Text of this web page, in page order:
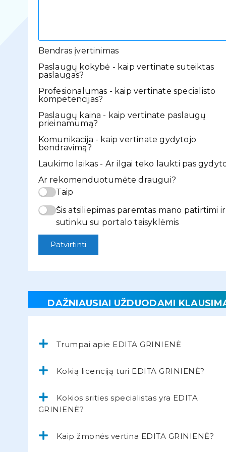
Bendras įvertinimas
Paslaugų kokybė - kaip vertinate suteiktas
paslaugas?
Profesionalumas - kaip vertinate specialisto
kompetencijas?
Paslaugų kaina - kaip vertinate paslaugų
prieinamumą?
Komunikacija - kaip vertinate gydytojo
bendravimą?
Laukimo laikas - Ar ilgai teko laukti pas
Ar rekomenduotumėte draugui?
Taip
Šis atsiliepimas paremtas mano patirtimi ir
sutinku su portalo taisyklėmis
Patvirtinti
DAŽNIAUSIAI UŽDUODAMI
Trumpai apie EDITA GRINIENĖ
Kokią licenciją turi EDITA GRINIENĖ?
Kokios srities specialistas yra EDITA
GRINIENĖ?
Kaip žmonės vertina EDITA GRINIENĖ?